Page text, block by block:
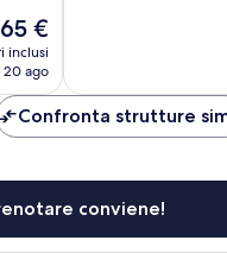
Il
prezzo
attuale
65 €
65 €
inclusi
20 ago
Confronta strutture
conviene!